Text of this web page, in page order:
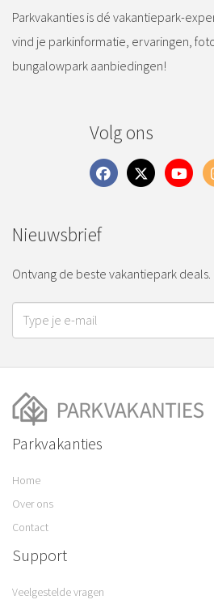
Parkvakanties is dé vakantiepark-
vind je parkinformatie, ervaringen,
bungalowpark aanbiedingen!
Volg ons
Nieuwsbrief
Ontvang de beste vakantiepark deals.
Parkvakanties
Home
Over ons
Contact
Support
Veelgestelde vragen